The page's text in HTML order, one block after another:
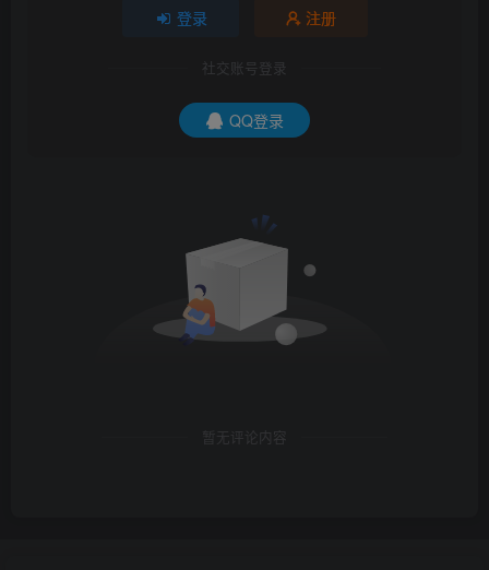
登录 注册
社交账号登录
QQ登录
暂无评论内容